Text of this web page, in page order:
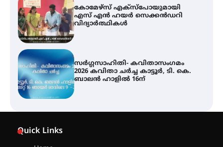
സർഗ്ഗസാഹിതി- കവിതാസംഗമം
2026 കവിതാ ചർച്ച കാട്ടൂർ, ടി. കെ.
ബാലൻ ഹാളിൽ 16ന്
ശക്തമായ മഴ തുടരുന്നു – തൃശൂർ
ജില്ലയിൽ എല്ലാ വിദ്യാഭ്യാസ
സ്ഥാപനങ്ങൾക്കും ശനിയാഴ്ച
അവധി
Quick Links